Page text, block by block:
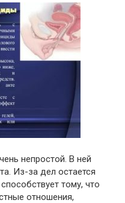
непростой. В ней
Из-за дел остается
тому, что
отношения,